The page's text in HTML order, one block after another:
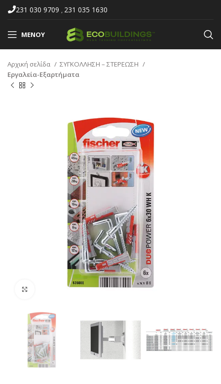
231 030 9709 , 231 035 1630
ΜΕΝΟΎ
Αρχική σελίδα
ΣΥΓΚΟΛΛΗΣΗ – ΣΤΕΡΕΩΣΗ
Εργαλεία-Εξαρτήματα